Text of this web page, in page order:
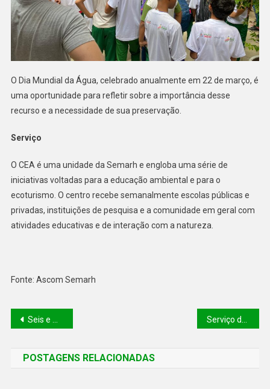
O Dia Mundial da Água, celebrado anualmente em 22 de março, é
uma oportunidade para refletir sobre a importância desse
recurso e a necessidade de sua preservação.
Serviço
O CEA é uma unidade da Semarh e engloba uma série de
iniciativas voltadas para a educação ambiental e para o
ecoturismo. O centro recebe semanalmente escolas públicas e
privadas, instituições de pesquisa e a comunidade em geral com
atividades educativas e de interação com a natureza.
Fonte: Ascom Semarh
Seis e Meia homenageia as mulheres com show de Rosa Marya Colin em celebração aos seus 60 anos de carreira Serviço de radiointervenção do HGV garante mais qualidade de vida a pacientes
POSTAGENS RELACIONADAS